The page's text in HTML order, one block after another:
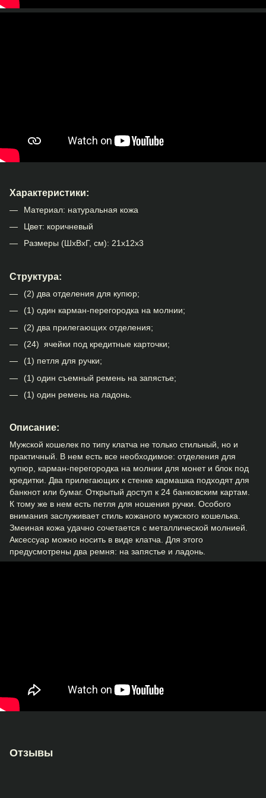
Характеристики:
Материал: натуральная кожа
Цвет: коричневый
Размеры (ШхВхГ, см): 21х12х3
Структура:
(2) два отделения для купюр;
(1) один карман-перегородка на молнии;
(2) два прилегающих отделения;
(24) ячейки под кредитные карточки;
(1) петля для ручки;
(1) один съемный ремень на запястье;
(1) один ремень на ладонь.
Описание:
Мужской кошелек по типу клатча не только стильный, но и
практичный. В нем есть все необходимое: отделения для
купюр, карман-перегородка на молнии для монет и блок под
кредитки. Два прилегающих к стенке кармашка подходят для
банкнот или бумаг. Открытый доступ к 24 банковским картам.
К тому же в нем есть петля для ношения ручки. Особого
внимания заслуживает стиль кожаного мужского кошелька.
Змеиная кожа удачно сочетается с металлической молнией.
Аксессуар можно носить в виде клатча. Для этого
предусмотрены два ремня: на запястье и ладонь.
Отзывы